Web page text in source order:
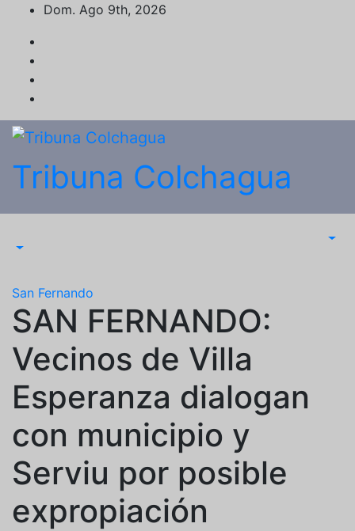
Saltar
contenido
Dom. Ago 9th, 2026
Tribuna Colchagua
San Fernando
SAN FERNANDO:
Vecinos de Villa
Esperanza dialogan
con municipio y
Serviu por posible
expropiación